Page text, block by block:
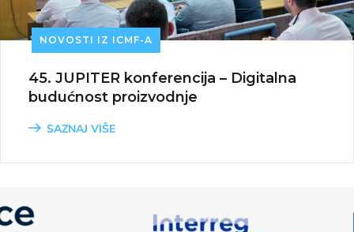
NOVOSTI IZ ICMF-A
45. JUPITER konferencija – Digitalna
budućnost proizvodnje
SAZNAJ VIŠE